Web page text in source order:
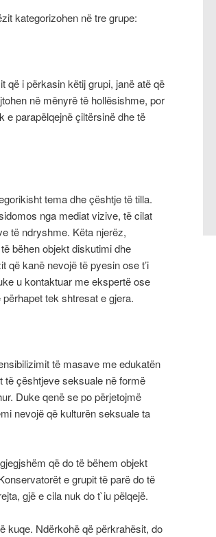
kategorizohen në tre grupe:
që i përkasin këtij grupi, janë atë që
në mënyrë të hollësishme, por
e parapëlqejnë çiltërsinë dhe të
tema dhe çështje të tilla.
nga mediat vizive, të cilat
të ndryshme. Këta njerëz,
bëhen objekt diskutimi dhe
që kanë nevojë të pyesin ose t’i
u kontaktuar me ekspertë ose
tek shtresat e gjera.
të masave me edukatën
të çështjeve seksuale në formë
Duke qenë se po përjetojmë
nevojë që kulturën seksuale ta
që do të bëhem objekt
e grupit të parë do të
gjë e cila nuk do t`iu pëlqejë.
kuqe. Ndërkohë që përkrahësit, do